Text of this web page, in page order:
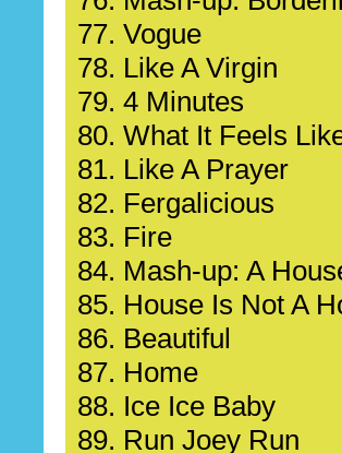
77. Vogue
78. Like A Virgin
79. 4 Minutes
80. What It Feels
81. Like A Prayer
82. Fergalicious
83. Fire
84. Mash-up: A
85. House Is Not A
86. Beautiful
87. Home
88. Ice Ice Baby
89. Run Joey Run